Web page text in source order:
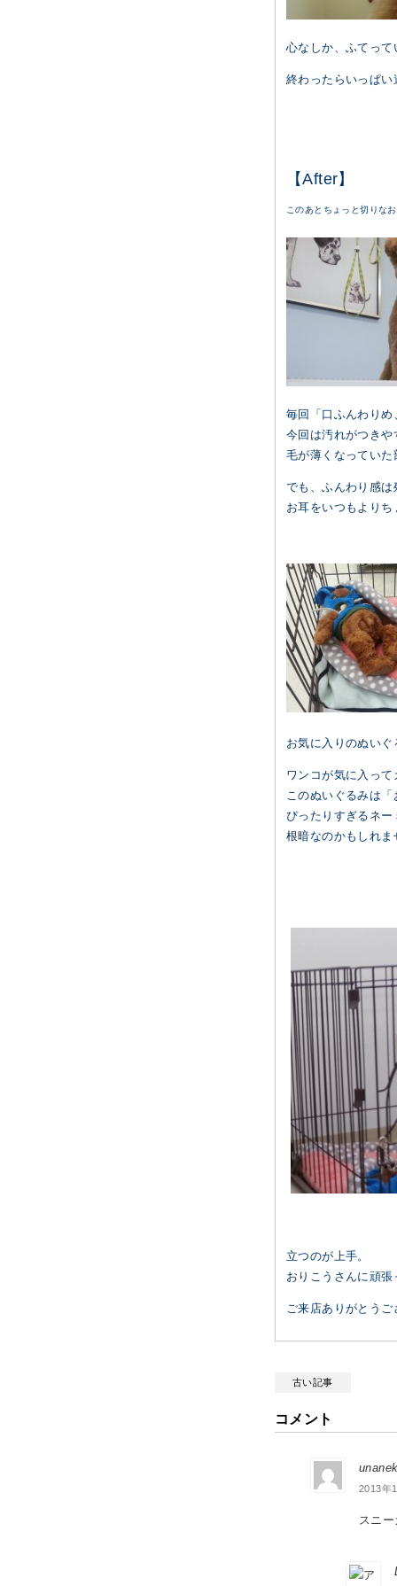
心なしか、ふてって
終わったらいっぱ
【After】
このあとちょっと切りな
毎回「口ふんわり
今回は汚れがつき
毛が薄くなってい
でも、ふんわり感
お耳をいつもより
お気に入りのぬいぐ
ワンコが気に入っ
このぬいぐるみは
ぴったりすぎるネ
根暗なのかもしれま
立つのが上手。
おりこうさんに頑
ご来店ありがとうご
古い記事
コメント
2013年
スニ